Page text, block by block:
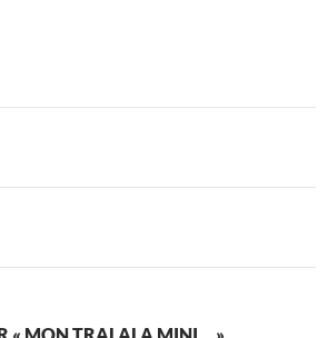
« MON TRALALA MINI… »